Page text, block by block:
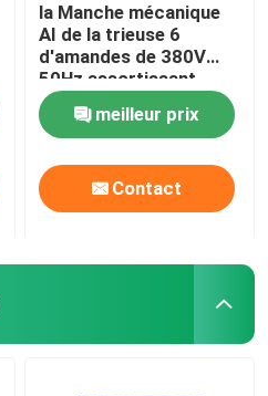
la Manche mécanique
AI de la trieuse 6
d'amandes de 380V
50Hz assortissant
l'équipement
meilleur prix
Contact